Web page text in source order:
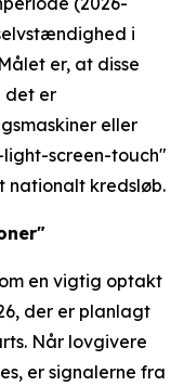
i
er, at disse
det er
eller
screen-touch"
nationalt kredsløb.
en vigtig optakt
der er planlagt
Når lovgivere
er signalerne fra